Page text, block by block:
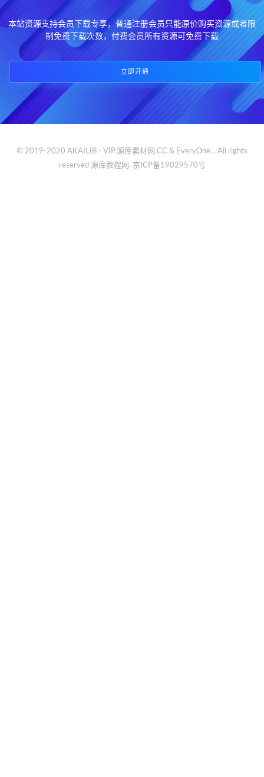
本站资源支持会员下载专享，普通注册会员只能原价购买资源或者限
制免费下载次数，付费会员所有资源可免费下载
立即开通
© 2019-2020 AKAILIB - VIP.源库素材网.CC & EveryOne. . All rights
reserved 源库教程网. 京ICP备19029570号